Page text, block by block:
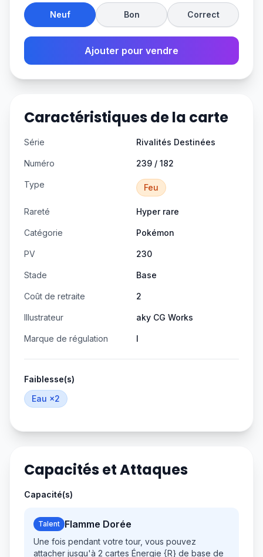
Neuf Bon Correct
Ajouter pour vendre
Caractéristiques de la carte
Série Rivalités Destinées
Numéro 239 / 182
Type Feu
Rareté Hyper rare
Catégorie Pokémon
PV 230
Stade Base
Coût de retraite 2
Illustrateur aky CG Works
Marque de régulation I
Faiblesse(s)
Eau ×2
Capacités et Attaques
Capacité(s)
Talent Flamme Dorée
Une fois pendant votre tour, vous pouvez
attacher jusqu'à 2 cartes Énergie {R} de base de